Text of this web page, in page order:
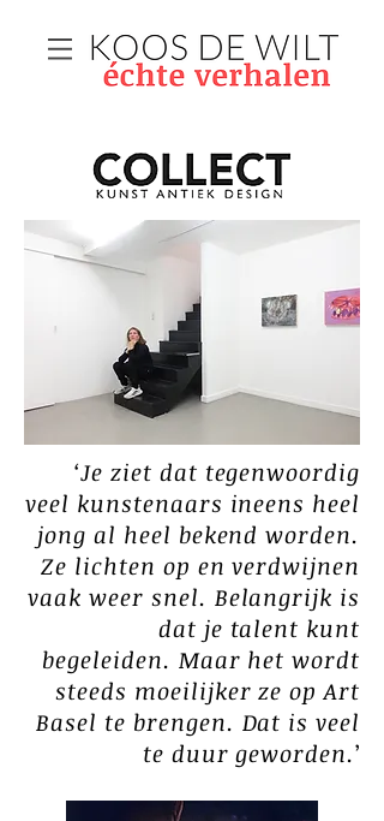
‘Je ziet dat tegenwoordig
veel kunstenaars ineens heel
jong al heel bekend worden.
Ze lichten op en verdwijnen
vaak weer snel. Belangrijk is
dat je talent kunt
begeleiden. Maar het wordt
steeds moeilijker ze op Art
Basel te brengen. Dat is veel
te duur geworden.’